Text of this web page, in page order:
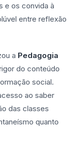
e os convida à
entre reflexão
a Pedagogia
do conteúdo
social.
ao saber
das classes
quanto